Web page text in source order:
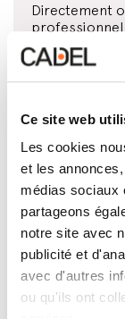
Ce site web
Les cookies
et les
médias sociaux
partageons
notre site avec
publicité et
avec d'autres
ou qu'ils ont
Directement
professionnel
concevoir et
fumées la
que vous
Entretien
Ce
entretien et
s’agit d’une
vertu de la loi
l’entretien